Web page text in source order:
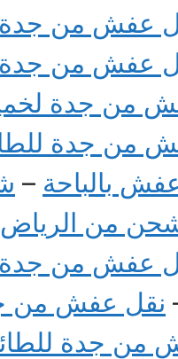
عفش من جدة
عفش من جدة
من جدة
من جدة
بالباحة –
من الرياض
عفش من جدة
نقل عفش من
من جدة